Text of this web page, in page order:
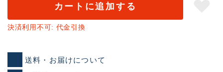
カートに追加する
決済利用不可: 代金引換
送料・お届けについて